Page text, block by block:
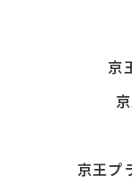
京
京王プ